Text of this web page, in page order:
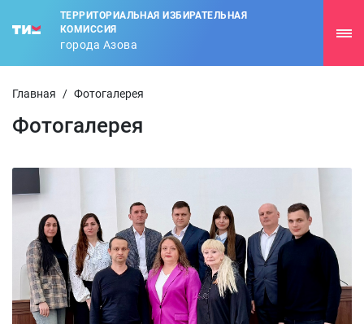
ТЕРРИТОРИАЛЬНАЯ ИЗБИРАТЕЛЬНАЯ
КОМИССИЯ
города Азова
Главная / Фотогалерея
Фотогалерея